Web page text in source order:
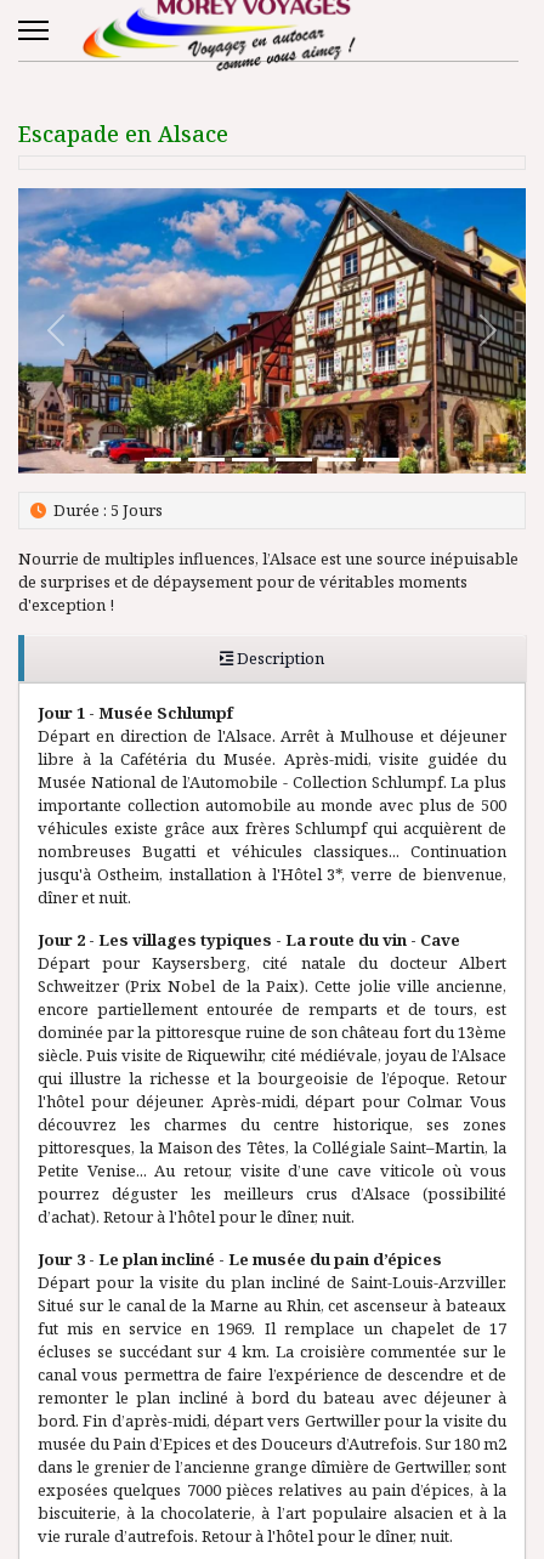
Escapade en Alsace
Précédent Suivant
Durée : 5 Jours
Nourrie de multiples influences, l’Alsace est une source inépuisable
de surprises et de dépaysement pour de véritables moments
d'exception !
Description
Jour 1 - Musée Schlumpf
Départ en direction de l'Alsace. Arrêt à Mulhouse et déjeuner
libre à la Cafétéria du Musée. Après-midi, visite guidée du
Musée National de l’Automobile - Collection Schlumpf. La plus
importante collection automobile au monde avec plus de 500
véhicules existe grâce aux frères Schlumpf qui acquièrent de
nombreuses Bugatti et véhicules classiques... Continuation
jusqu'à Ostheim, installation à l'Hôtel 3*, verre de bienvenue,
dîner et nuit.
Jour 2 - Les villages typiques - La route du vin - Cave
Départ pour Kaysersberg, cité natale du docteur Albert
Schweitzer (Prix Nobel de la Paix). Cette jolie ville ancienne,
encore partiellement entourée de remparts et de tours, est
dominée par la pittoresque ruine de son château fort du 13ème
siècle. Puis visite de Riquewihr, cité médiévale, joyau de l’Alsace
qui illustre la richesse et la bourgeoisie de l’époque. Retour
l'hôtel pour déjeuner. Après-midi, départ pour Colmar. Vous
découvrez les charmes du centre historique, ses zones
pittoresques, la Maison des Têtes, la Collégiale Saint–Martin, la
Petite Venise... Au retour, visite d’une cave viticole où vous
pourrez déguster les meilleurs crus d’Alsace (possibilité
d’achat). Retour à l'hôtel pour le dîner, nuit.
Jour 3 - Le plan incliné - Le musée du pain d’épices
Départ pour la visite du plan incliné de Saint-Louis-Arzviller.
Situé sur le canal de la Marne au Rhin, cet ascenseur à bateaux
fut mis en service en 1969. Il remplace un chapelet de 17
écluses se succédant sur 4 km. La croisière commentée sur le
canal vous permettra de faire l’expérience de descendre et de
remonter le plan incliné à bord du bateau avec déjeuner à
bord. Fin d’après-midi, départ vers Gertwiller pour la visite du
musée du Pain d’Epices et des Douceurs d’Autrefois. Sur 180 m2
dans le grenier de l’ancienne grange dîmière de Gertwiller, sont
exposées quelques 7000 pièces relatives au pain d’épices, à la
biscuiterie, à la chocolaterie, à l’art populaire alsacien et à la
vie rurale d’autrefois. Retour à l'hôtel pour le dîner, nuit.